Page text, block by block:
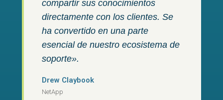
compartir sus conocimientos
directamente con los clientes. Se
ha convertido en una parte
esencial de nuestro ecosistema de
soporte».
Drew Claybook
NetApp